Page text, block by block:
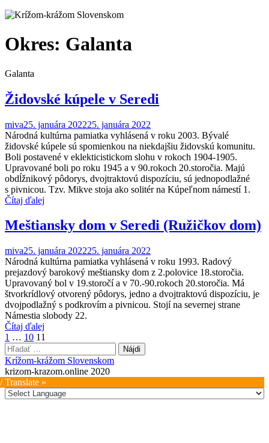
Okres: Galanta
Galanta
Židovské kúpele v Seredi
miva25. januára 202225. januára 2022
Národná kultúrna pamiatka vyhlásená v roku 2003. Bývalé
židovské kúpele sú spomienkou na niekdajšiu židovskú komunitu.
Boli postavené v eklekticistickom slohu v rokoch 1904-1905.
Upravované boli po roku 1945 a v 90.rokoch 20.storočia. Majú
obdĺžnikový pôdorys, dvojtraktovú dispozíciu, sú jednopodlažné
s pivnicou. Tzv. Mikve stoja ako solitér na Kúpeľnom námestí 1.
Čítaj ďalej
Meštiansky dom v Seredi (Ružičkov dom)
miva25. januára 202225. januára 2022
Národná kultúrna pamiatka vyhlásená v roku 1993. Radový
prejazdový barokový meštiansky dom z 2.polovice 18.storočia.
Upravovaný bol v 19.storočí a v 70.-90.rokoch 20.storočia. Má
štvorkrídlový otvorený pôdorys, jedno a dvojtraktovú dispozíciu, je
dvojpodlažný s podkrovím a pivnicou. Stojí na severnej strane
Námestia slobody 22.
Čítaj ďalej
Stránkovanie
príspevkov
1 … 10 11
Hľadať:
Krížom-krážom Slovenskom
krizom-krazom.online 2020
Translate »